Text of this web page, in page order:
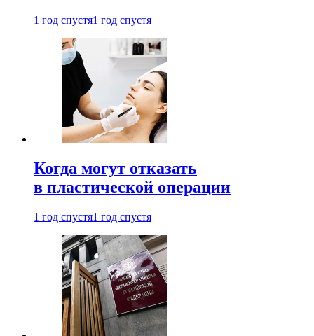
1 год спустя1 год спустя
Когда могут отказать
в пластической операции
1 год спустя1 год спустя